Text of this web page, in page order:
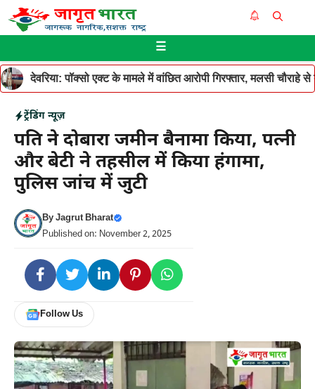
Skip
to
☰
देवरिया: पॉक्सो एक्ट के मामले में वांछित आरोपी गिरफ्तार, मलसी चौराहे
ट्रेंडिंग न्यूज़
पति ने दोबारा जमीन बैनामा किया, पत्नी
और बेटी ने तहसील में किया हंगामा,
पुलिस जांच में जुटी
ByJagrut Bharat
Published on: November 2, 2025
Follow Us